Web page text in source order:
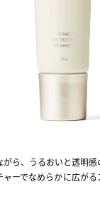
ら、うるおいと透明
ャーでなめらかに広が